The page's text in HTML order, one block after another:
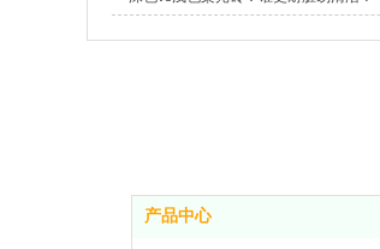
产品中心